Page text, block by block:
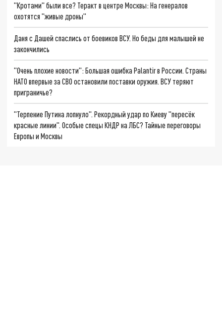
"Кротами" были все? Теракт в центре Москвы: На генералов
охотятся "живые дроны"
Даня с Дашей спаслись от боевиков ВСУ. Но беды для малышей не
закончились
"Очень плохие новости": Большая ошибка Palantir в России. Страны
НАТО впервые за СВО остановили поставки оружия. ВСУ теряют
приграничье?
"Терпение Путина лопнуло". Рекордный удар по Киеву "пересёк
красные линии". Особые спецы КНДР на ЛБС? Тайные переговоры
Европы и Москвы